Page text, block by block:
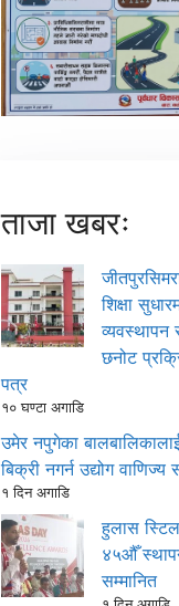
ताजा खबरः
शिक्षा
व्यवस्थापन
छनोट
पत्र
१० घण्टा अगाडि
उमेर नपुगेका
बिक्री नगर्न उद्योग
१ दिन अगाडि
हुलास
४५औँ
सम्मानित